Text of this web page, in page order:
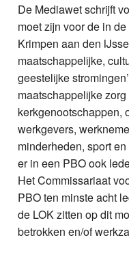
De Mediawet schrijft
moet zijn voor de in
Krimpen aan den
maatschappelijke,
geestelijke
maatschappelijke
kerkgenootschappen,
werkgevers,
minderheden, sport
er in een PBO ook
Het Commissariaat
PBO ten minste acht
de LOK zitten op dit
betrokken en/of